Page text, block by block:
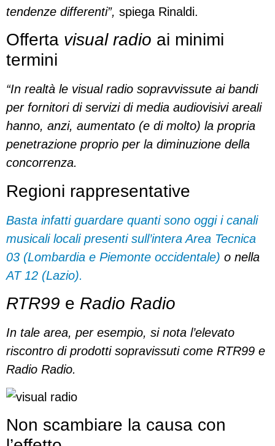
tendenze differenti”, spiega Rinaldi.
Offerta visual radio ai minimi
termini
“In realtà le visual radio sopravvissute ai bandi
per fornitori di servizi di media audiovisivi areali
hanno, anzi, aumentato (e di molto) la propria
penetrazione proprio per la diminuzione della
concorrenza.
Regioni rappresentative
Basta infatti guardare quanti sono oggi i canali
musicali locali presenti sull’intera Area Tecnica
03 (Lombardia e Piemonte occidentale) o nella
AT 12 (Lazio).
RTR99 e Radio Radio
In tale area, per esempio, si nota l’elevato
riscontro di prodotti sopravissuti come RTR99 e
Radio Radio.
Non scambiare la causa con